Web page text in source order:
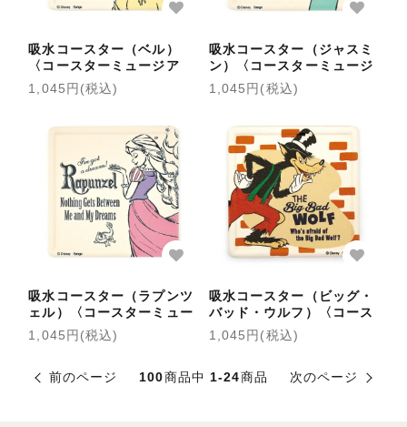
吸水コースター（ベル）
〈コースターミュージア
ム〉
1,045円(税込)
吸水コースター（ジャスミ
ン）〈コースターミュージ
アム〉
1,045円(税込)
吸水コースター（ラプンツ
ェル）〈コースターミュー
ジアム〉
1,045円(税込)
吸水コースター（ビッグ・
バッド・ウルフ）〈コース
ターミュージアム〉
1,045円(税込)
前のページ 100商品中 1-24商品 次のページ